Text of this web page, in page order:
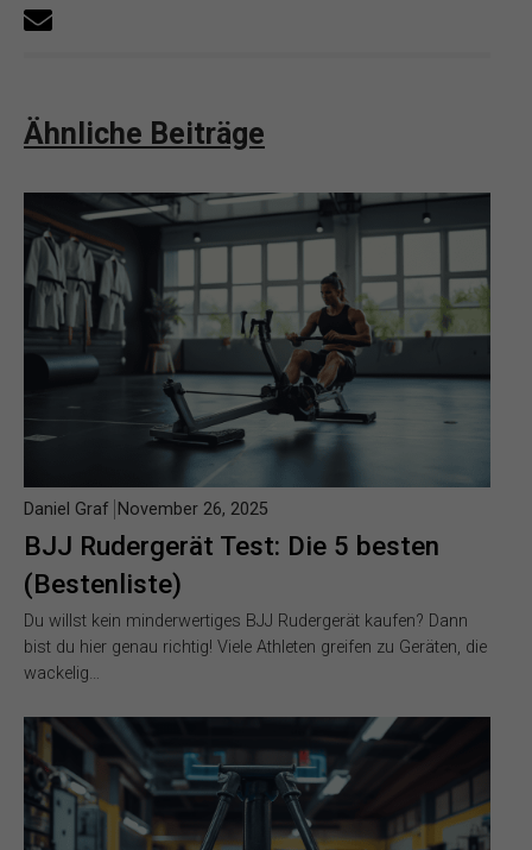
Ähnliche Beiträge
BJJ Rudergerät Test: Die 5 besten
(Bestenliste)
Daniel Graf November 26, 2025
Du willst kein minderwertiges BJJ Rudergerät kaufen? Dann
bist du hier genau richtig! Viele Athleten greifen zu Geräten, die
wackelig…